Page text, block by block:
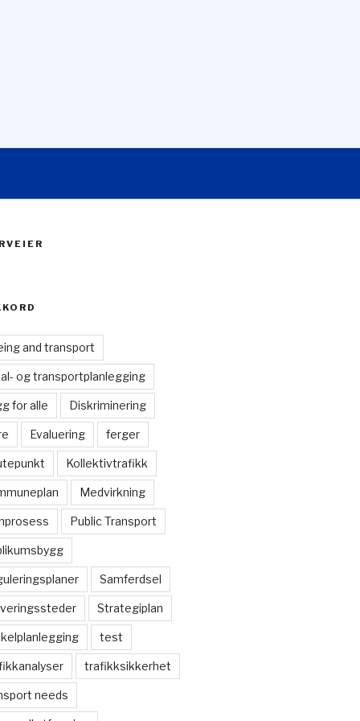
and transport
og transportplanlegging
for alle Diskriminering
Evaluering ferger
Kollektivtrafikk
Medvirkning
Public Transport
Samferdsel
Strategiplan
test
trafikksikkerhet
needs